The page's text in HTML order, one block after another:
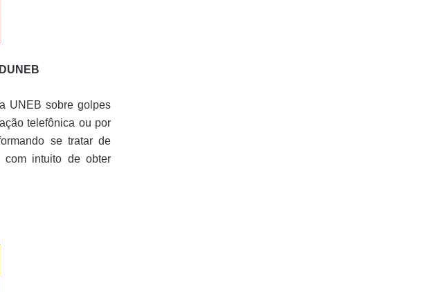
UNEB sobre golpes
telefônica ou por
se tratar de
com intuito de obter